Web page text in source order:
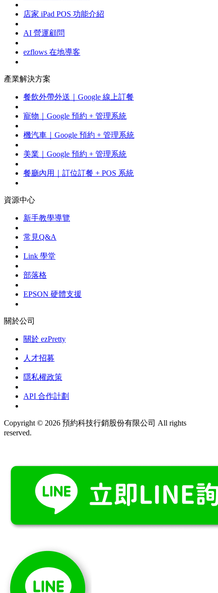
店家 iPad POS 功能介紹
AI 營運顧問
ezflows 在地導客
產業解決方案
餐飲外帶外送｜Google 線上訂餐
寵物｜Google 預約 + 管理系統
機汽車｜Google 預約 + 管理系統
美業｜Google 預約 + 管理系統
餐廳內用｜訂位訂餐 + POS 系統
資源中心
新手教學導覽
常見Q&A
Link 學堂
部落格
EPSON 硬體支援
關於公司
關於 ezPretty
人才招募
隱私權政策
API 合作計劃
Copyright © 2026 預約科技行銷股份有限公司 All rights
reserved.